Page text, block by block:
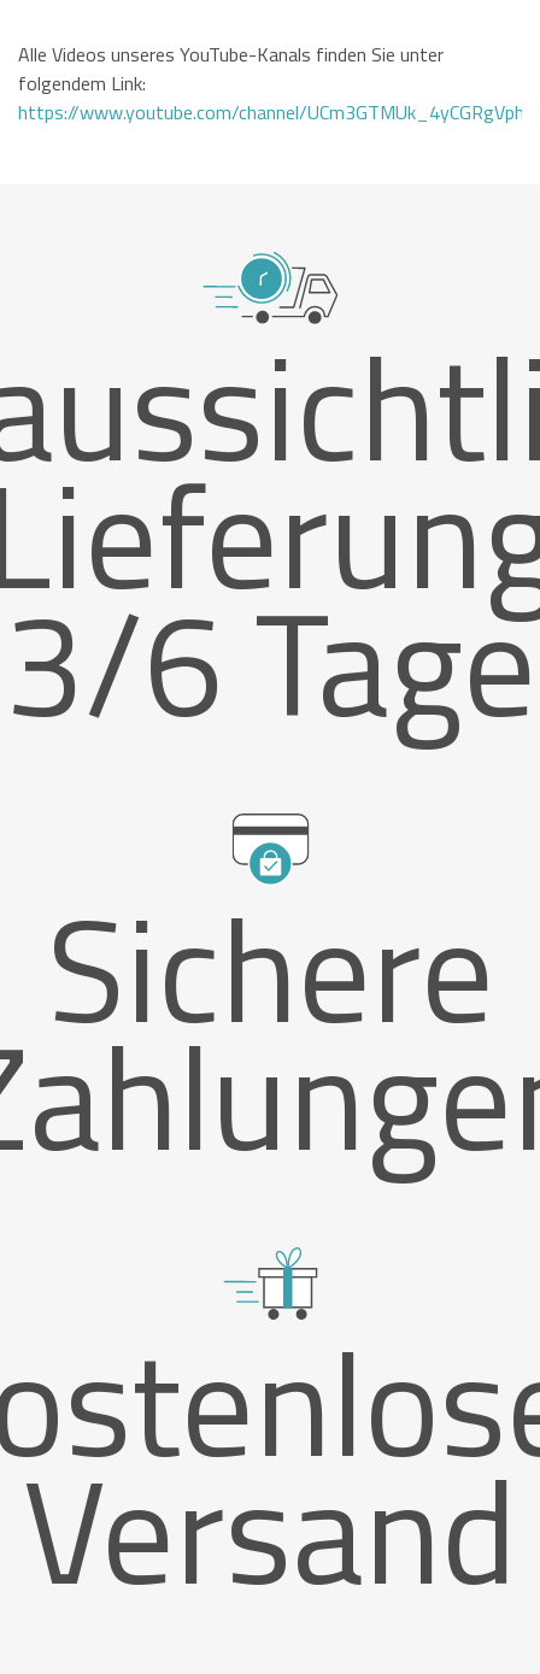
Alle Videos unseres YouTube-Kanals finden Sie unter
folgendem Link:
https://www.youtube.com/channel/
3/6 Tage
Sichere
Versand